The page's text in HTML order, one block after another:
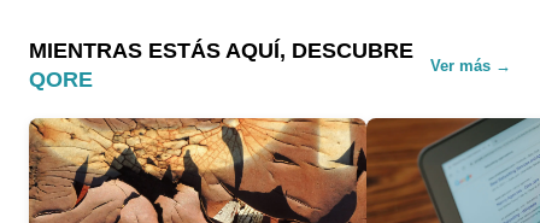
MIENTRAS ESTÁS AQUÍ, DESCUBRE
QORE
Ver más →